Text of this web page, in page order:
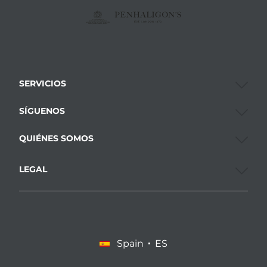
SERVICIOS
SÍGUENOS
QUIÉNES SOMOS
LEGAL
Spain ES